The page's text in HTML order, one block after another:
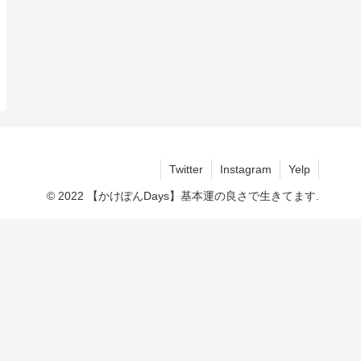
Twitter Instagram Yelp
© 2022 【かけぽんDays】基本運の良さで生きてます.